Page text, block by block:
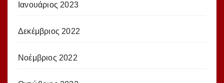
Ιανουάριος 2023
Δεκέμβριος 2022
Νοέμβριος 2022